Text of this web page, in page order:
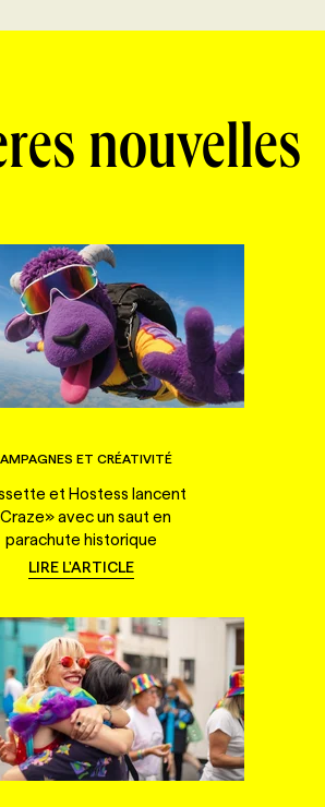
nouvelles
ET CRÉATIVITÉ
et Hostess lancent
avec un saut en
parachute historique
LIRE L'ARTICLE